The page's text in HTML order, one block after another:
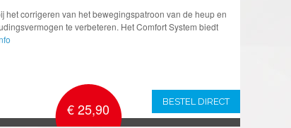
het corrigeren van het bewegingspatroon van de heup en
te verbeteren. Het Comfort System biedt
€ 25,90 BESTEL DIRECT